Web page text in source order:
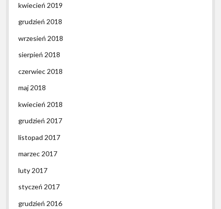
kwiecień 2019
grudzień 2018
wrzesień 2018
sierpień 2018
czerwiec 2018
maj 2018
kwiecień 2018
grudzień 2017
listopad 2017
marzec 2017
luty 2017
styczeń 2017
grudzień 2016